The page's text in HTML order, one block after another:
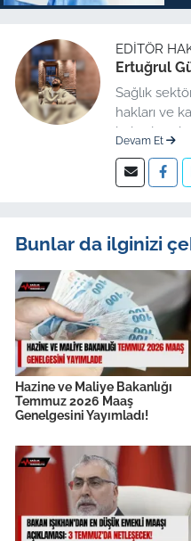
EDITÖR
Ertuğrul
Sağlık
hakları ve
haberleri
Devam Et
Bunlar da ilginizi
Hazine ve Maliye Bakanlığı
Temmuz 2026 Maaş
Genelgesini Yayımladı!